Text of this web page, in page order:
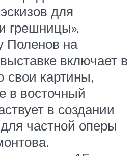
для
грешницы».
Поленов на
включает в
свои картины,
в восточный
в создании
частной оперы